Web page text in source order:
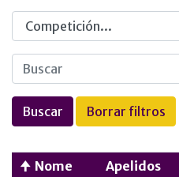
Competicion
Nome Apelidos